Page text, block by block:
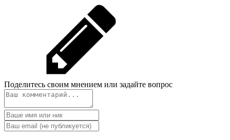
Поделитесь своим мнением или задайте вопрос